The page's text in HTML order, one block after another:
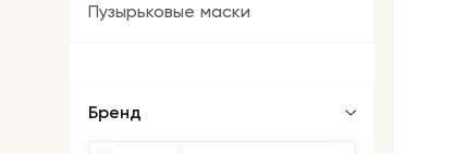
Пузырьковые маски
Бренд